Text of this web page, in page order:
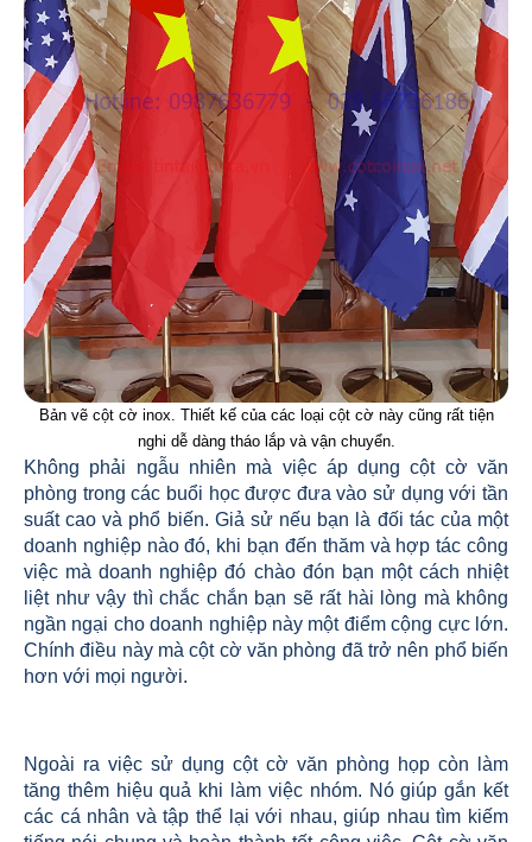
Bản vẽ cột cờ inox. Thiết kế của các loại cột cờ này cũng rất tiện
nghi dễ dàng tháo lắp và vận chuyển.
Không phải ngẫu nhiên mà việc áp dụng cột cờ văn
phòng trong các buổi học được đưa vào sử dụng với tần
suất cao và phổ biến. Giả sử nếu bạn là đối tác của một
doanh nghiệp nào đó, khi bạn đến thăm và hợp tác công
việc mà doanh nghiệp đó chào đón bạn một cách nhiệt
liệt như vậy thì chắc chắn bạn sẽ rất hài lòng mà không
ngần ngại cho doanh nghiệp này một điểm cộng cực lớn.
Chính điều này mà cột cờ văn phòng đã trở nên phổ biến
hơn với mọi người.
Ngoài ra việc sử dụng cột cờ văn phòng họp còn làm
tăng thêm hiệu quả khi làm việc nhóm. Nó giúp gắn kết
các cá nhân và tập thể lại với nhau, giúp nhau tìm kiếm